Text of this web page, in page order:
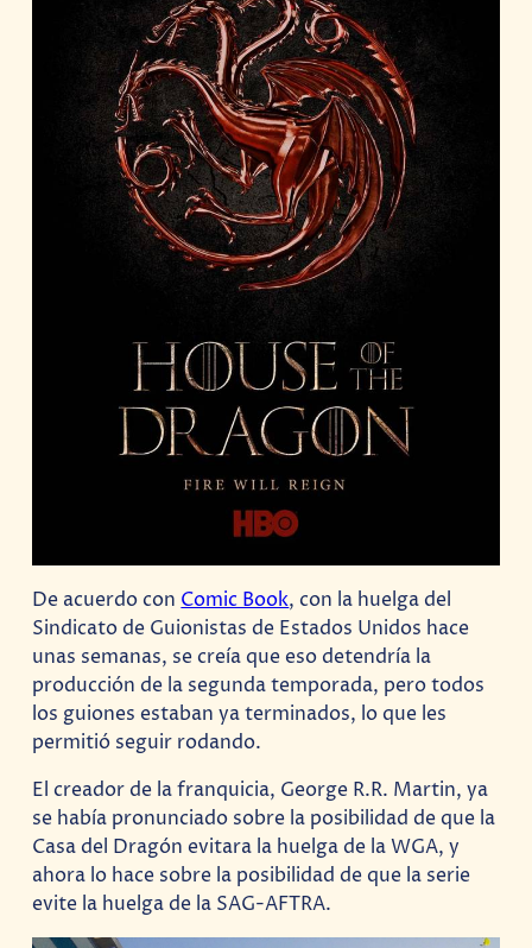
De acuerdo con Comic Book, con la huelga del
Sindicato de Guionistas de Estados Unidos hace
unas semanas, se creía que eso detendría la
producción de la segunda temporada, pero todos
los guiones estaban ya terminados, lo que les
permitió seguir rodando.
El creador de la franquicia, George R.R. Martin, ya
se había pronunciado sobre la posibilidad de que la
Casa del Dragón evitara la huelga de la WGA, y
ahora lo hace sobre la posibilidad de que la serie
evite la huelga de la SAG-AFTRA.